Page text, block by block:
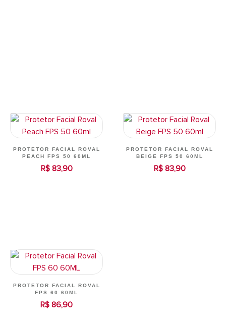
PROTETOR FACIAL ROVAL
PEACH FPS 50 60ML
R$ 83,90
PROTETOR FACIAL ROVAL
BEIGE FPS 50 60ML
R$ 83,90
PROTETOR FACIAL ROVAL
FPS 60 60ML
R$ 86,90